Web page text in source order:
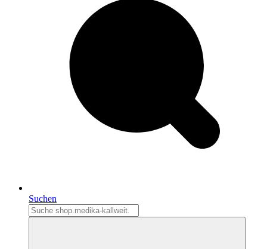
Suchen